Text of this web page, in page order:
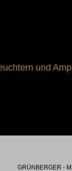
und
GRÜNBERGER -